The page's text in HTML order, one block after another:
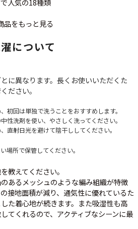
人気の18種類
品をもっと見る
について
に異なります。長くお使いいただくた
ださい。
初回は単独で洗うことをおすすめします。
性洗剤を使い、やさしく洗ってください。
直射日光を避けて陰干ししてください。
場所で保管してください。
教えてください。
あるメッシュのような編み組織が特徴
接地面積が減り、通気性に優れているた
た着心地が続きます。また吸湿性も高
てくれるので、アクティブなシーンに最